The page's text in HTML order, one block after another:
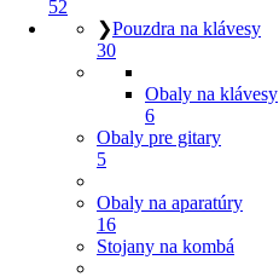
52
❯Pouzdra na klávesy
30
Obaly na klávesy
6
Obaly pre gitary
5
Obaly na aparatúry
16
Stojany na kombá